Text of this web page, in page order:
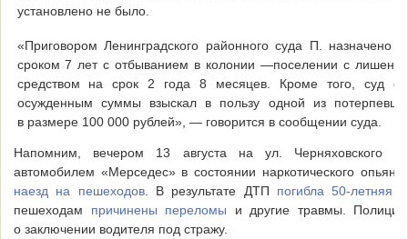
установлено не было.
«Приговором Ленинградского районного суда П. назначено
сроком 7 лет с отбыванием в колонии —поселении с
средством на срок 2 года 8 месяцев. Кроме того, суд с
осужденным суммы взыскал в пользу одной из
в размере 100 000 рублей», — говорится в сообщении суда.
Напомним, вечером 13 августа на ул. Черняховского
автомобилем «Мерседес» в состоянии наркотического
наезд на пешеходов. В результате ДТП погибла 50-летняя
пешеходам причинены переломы и другие травмы.
о заключении водителя под стражу.